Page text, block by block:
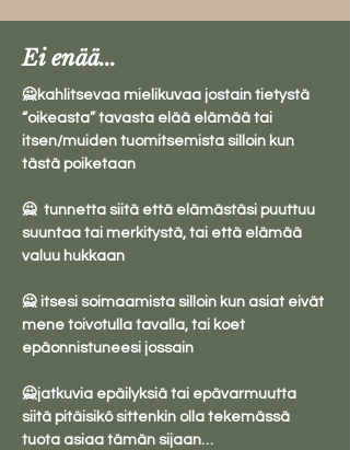
Ei enää...
🙅kahlitsevaa mielikuvaa jostain tietystä
“oikeasta” tavasta elää elämää tai
itsen/muiden tuomitsemista silloin kun
tästä poiketaan
🙅  tunnetta siitä että elämästäsi puuttuu
suuntaa tai merkitystä, tai että elämää
valuu hukkaan
🙅 itsesi soimaamista silloin kun asiat eivät
mene toivotulla tavalla, tai koet
epäonnistuneesi jossain
🙅jatkuvia epäilyksiä tai epävarmuutta
siitä pitäisikö sittenkin olla tekemässä
tuota asiaa tämän sijaan…